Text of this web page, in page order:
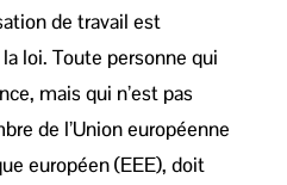
de travail est
loi. Toute personne qui
mais qui n’est pas
de l’Union européenne
européen (EEE), doit